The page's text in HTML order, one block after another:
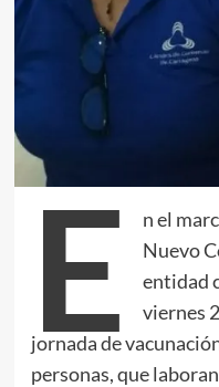
E
n el
Nuevo
entidad
viernes
jornada de
personas, que